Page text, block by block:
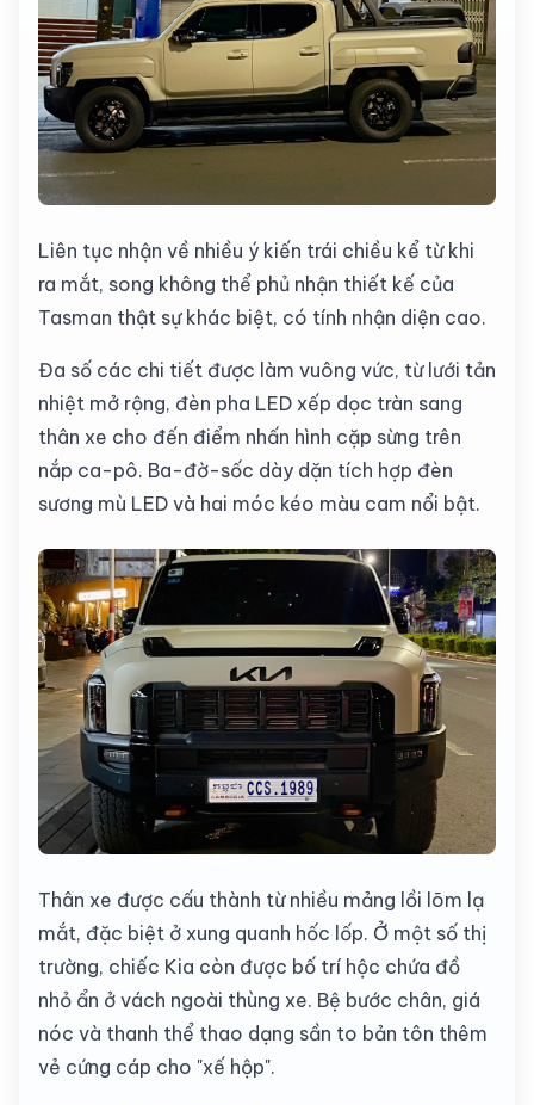
Liên tục nhận về nhiều ý kiến trái chiều kể từ khi
ra mắt, song không thể phủ nhận thiết kế của
Tasman thật sự khác biệt, có tính nhận diện cao.
Đa số các chi tiết được làm vuông vức, từ lưới tản
nhiệt mở rộng, đèn pha LED xếp dọc tràn sang
thân xe cho đến điểm nhấn hình cặp sừng trên
nắp ca-pô. Ba-đờ-sốc dày dặn tích hợp đèn
sương mù LED và hai móc kéo màu cam nổi bật.
Thân xe được cấu thành từ nhiều mảng lồi lõm lạ
mắt, đặc biệt ở xung quanh hốc lốp. Ở một số thị
trường, chiếc Kia còn được bố trí hộc chứa đồ
nhỏ ẩn ở vách ngoài thùng xe. Bệ bước chân, giá
nóc và thanh thể thao dạng sần to bản tôn thêm
vẻ cứng cáp cho "xế hộp".